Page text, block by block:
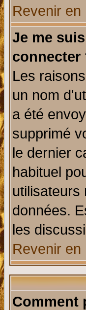
Revenir en
Je me
connecter
Les
un nom
a été
supprimé
le dernier
habituel
utilisateurs
données.
les
Revenir en
Comment